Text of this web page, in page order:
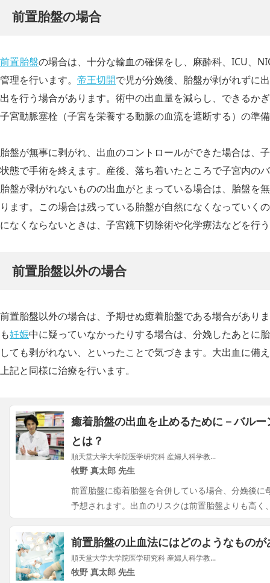
前置胎盤の場合
前置胎盤の場合は、十分な輸血の確保をし、麻酔科、ICU、
管理を行います。 帝王切開で児が分娩後、胎盤が剥がれずに
出を行う場合があります。術中の出血量を減らし、できるか
子宮動脈塞栓（子宮を栄養する動脈の血流を遮断する）の準
胎盤が無事に剥がれ、出血のコントロールができた場合は、
状態で手術を終えます。産後、落ち着いたところで子宮内の
胎盤が剥がれないものの出血がとまっている場合は、胎盤を
ります。この場合は残っている胎盤が自然になくなっていく
になくならないときは、子宮鏡下切除術や化学療法などを行
前置胎盤以外の場合
前置胎盤以外の場合は、予期せぬ癒着胎盤である場合があり
も妊娠中に疑っていなかったりする場合は、分娩したあとに
しても剥がれない、といったことで気づきます。大出血に備
上記と同様に治療を行います。
癒着胎盤の出血を止めるために－バル
とは？
順天堂大学大学院医学研究科 産婦人科学教...
牧野 真太郎 先生
前置胎盤に癒着胎盤を合併している場合、分娩後
予想されます。出血のリスクは前置胎盤よりも高く
前置胎盤の止血法にはどのようなもの
順天堂大学大学院医学研究科 産婦人科学教...
牧野 真太郎 先生